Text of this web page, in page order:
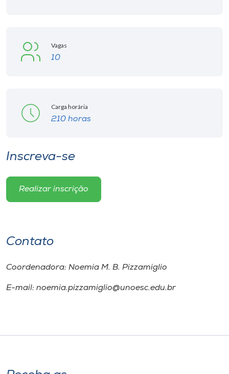
Vagas
10
Carga horária
210 horas
Inscreva-se
Realizar inscrição
Contato
Coordenadora: Noemia M. B. Pizzamiglio
E-mail: noemia.pizzamiglio@unoesc.edu.br